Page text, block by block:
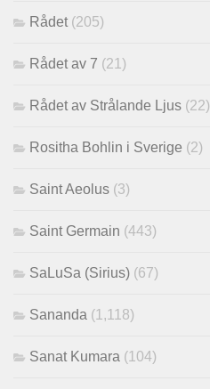
Rådet (205)
Rådet av 7 (21)
Rådet av Strålande Ljus (22)
Rositha Bohlin i Sverige (2)
Saint Aeolus (3)
Saint Germain (443)
SaLuSa (Sirius) (67)
Sananda (1,118)
Sanat Kumara (104)